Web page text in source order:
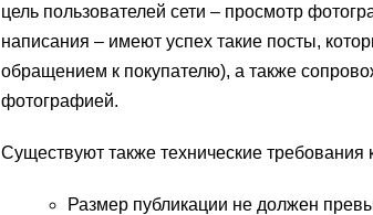
цель пользователей сети – просмотр
написания – имеют успех такие посты,
обращением к покупателю), а также
фотографией.
Существуют также технические требования
Размер публикации не должен